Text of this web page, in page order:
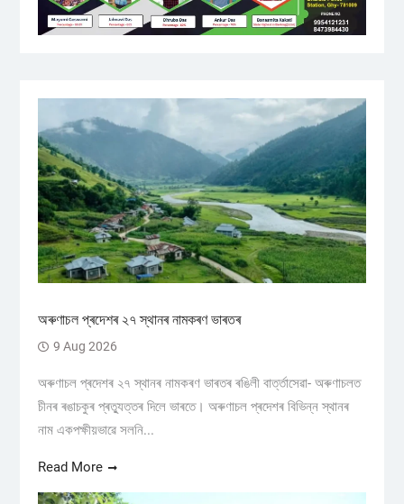
অৰুণাচল প্ৰদেশৰ ২৭ স্থানৰ নামকৰণ ভাৰতৰ
9 Aug 2026
অৰুণাচল প্ৰদেশৰ ২৭ স্থানৰ নামকৰণ ভাৰতৰ ৰঙিলী বাৰ্ত্তাসেৱা- অৰুণাচলত
চীনৰ ৰঙাচকুৰ প্ৰত্যুত্তৰ দিলে ভাৰতে। অৰুণাচল প্ৰদেশৰ বিভিন্ন স্থানৰ
নাম একপক্ষীয়ভাৱে সলনি...
Read More